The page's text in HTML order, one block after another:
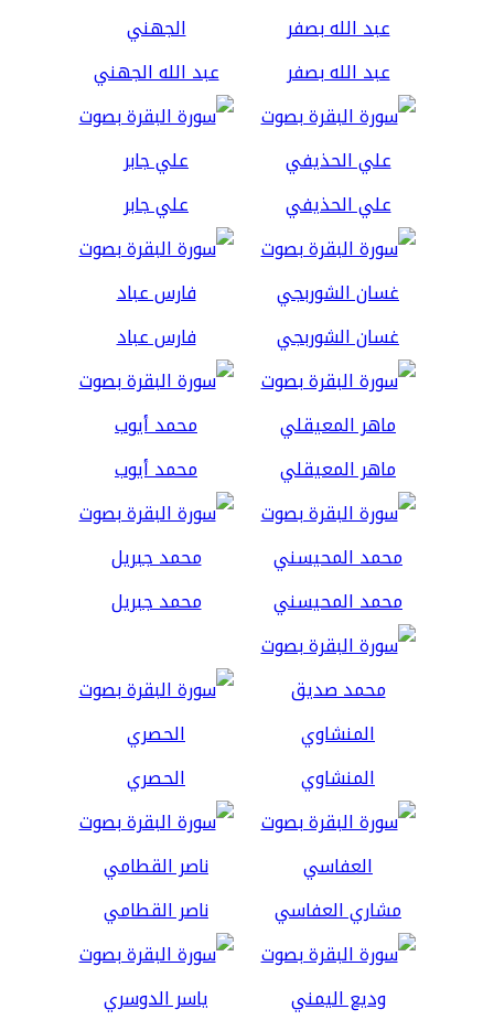
عبد الله بصفر عبد الله الجهني
علي الحذيفي علي جابر
غسان الشوربجي فارس عباد
ماهر المعيقلي محمد أيوب
محمد المحيسني محمد جبريل
المنشاوي الحصري
مشاري العفاسي ناصر القطامي